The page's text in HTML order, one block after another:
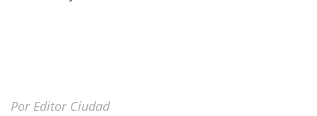
Por Editor Ciudad